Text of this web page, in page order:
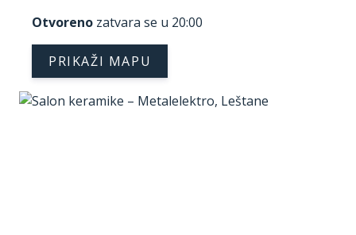
Otvoreno zatvara se u 20:00
PRIKAŽI MAPU